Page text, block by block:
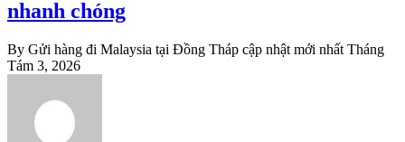
nhanh chóng
By Gửi hàng đi Malaysia tại Đồng Tháp cập nhật mới nhất Tháng
Tám 3, 2026